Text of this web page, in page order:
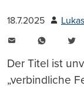
18.7.2025
WhatsApp
Der Titel ist
„verbindliche